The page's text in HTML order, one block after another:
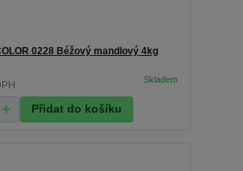
0228 Béžový mandlový 4kg
Přidat do košíku